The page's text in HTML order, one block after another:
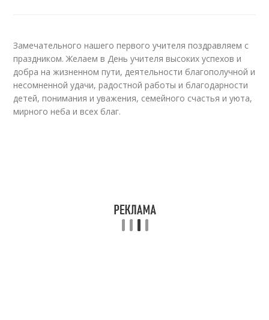
Замечательного нашего первого учителя поздравляем с
праздником. Желаем в День учителя высоких успехов и
добра на жизненном пути, деятельности благополучной и
несомненной удачи, радостной работы и благодарности
детей, понимания и уважения, семейного счастья и уюта,
мирного неба и всех благ.